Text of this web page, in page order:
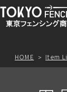
商品一覧
HOME Item